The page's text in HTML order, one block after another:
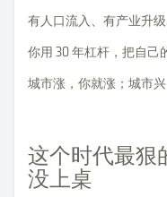
有人口流入、有产业升
你用 30 年杠杆，把自己
城市涨，你就涨；城市兴
这个时代最狠
没上桌